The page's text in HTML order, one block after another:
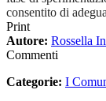
consentito di
Print
Autore: Rossella
Commenti
Categorie: I